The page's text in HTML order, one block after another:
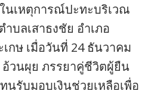
นเหตุการณ์ปะทะบริเวณ
บลเสาธงชัย อำเภอ
กษ เมื่อวันที่ 24 ธันวาคม
วนผุย ภรรยาคู่ชีวิตผู้ยืน
นรับมอบเงินช่วยเหลือเพื่อ